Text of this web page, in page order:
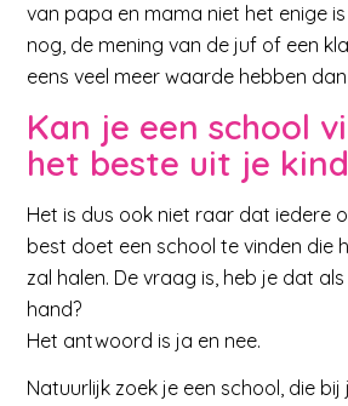
van papa en mama niet het enige
nog, de mening van de juf of een
eens veel meer waarde hebben
Kan je een school
het beste uit je
Het is dus ook niet raar dat iedere
best doet een school te vinden die
zal halen. De vraag is, heb je dat
hand?
Het antwoord is ja en nee.
Natuurlijk zoek je een school, die bij